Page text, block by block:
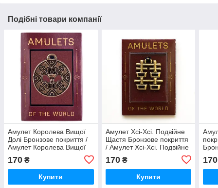
Подібні товари компанії
Амулет Королева Вищої
Долі Бронзове покриття /
Амулет Королева Вищої
2x2 см
170 ₴
Купити
Амулет Хсі-Хсі. Подвійне
Щастя Бронзове покриття
/ Амулет Хсі-Хсі. Подвійне
Щастя Бронзове покриття
2x26 см
170₴
Купити
170